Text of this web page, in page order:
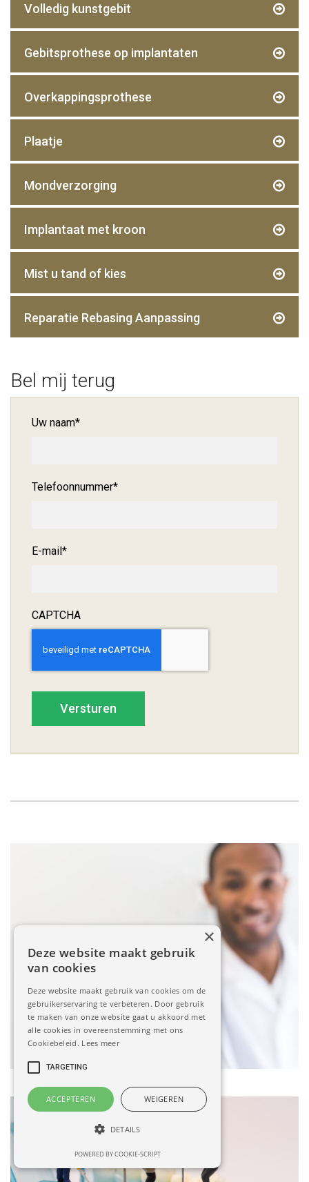
Volledig kunstgebit
Gebitsprothese op implantaten
Overkappingsprothese
Plaatje
Mondverzorging
Implantaat met kroon
Mist u tand of kies
Reparatie Rebasing Aanpassing
Bel mij terug
Uw naam*
Telefoonnummer*
E-mail*
CAPTCHA
Producten
Deze website maakt gebruik
van cookies
Deze website maakt gebruik van cookies om de
gebruikerservaring te verbeteren. Door gebruik
te maken van onze website gaat u akkoord met
alle cookies in overeenstemming met ons
Cookiebeleid. Lees meer
TARGETING
ACCEPTEREN WEIGEREN
DETAILS
POWERED BY COOKIE-SCRIPT
×